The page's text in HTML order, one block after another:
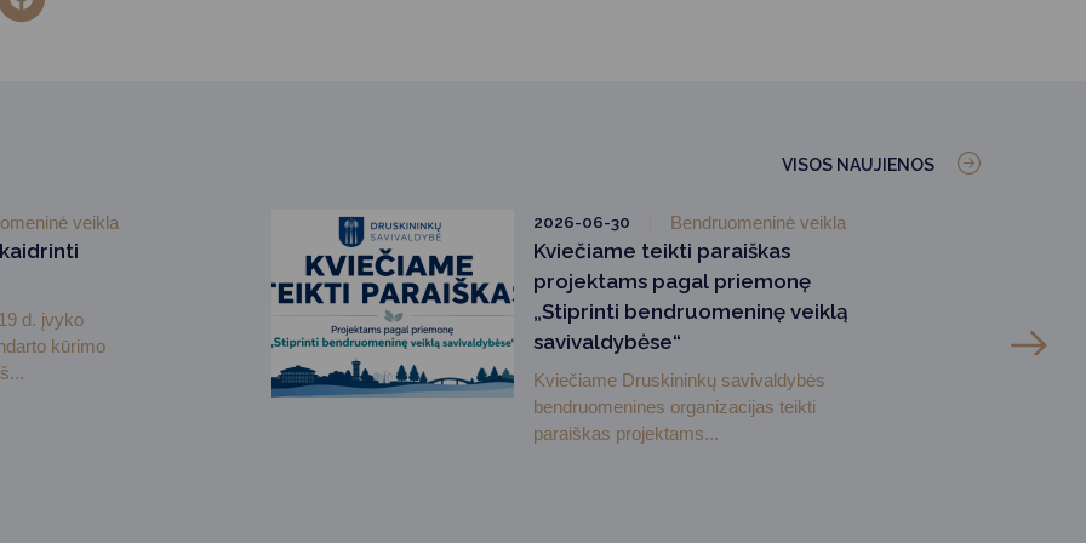
VISOS NAUJIENOS
veikla
d. įvyko
kūrimo
2026-06-30 Bendruomeninė veikla
Kviečiame teikti paraiškas
projektams pagal priemonę
„Stiprinti bendruomeninę veiklą
savivaldybėse“
Kviečiame Druskininkų savivaldybės
bendruomenines organizacijas teikti
paraiškas projektams...